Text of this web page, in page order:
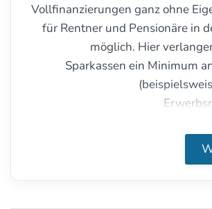
Vollfinanzierungen ganz ohne
für Rentner und Pensionäre in
möglich. Hier
Sparkassen ein Minimum